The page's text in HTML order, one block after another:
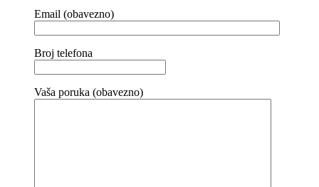
Email (obavezno)
Broj telefona
Vaša poruka (obavezno)